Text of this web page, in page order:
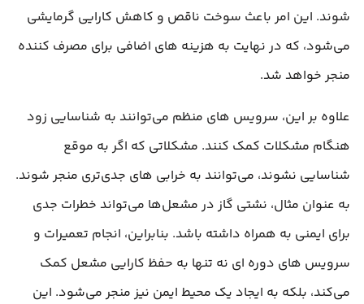
شوند. این امر باعث سوخت ناقص و کاهش کارایی گرمایشی
می‌شود، که در نهایت به هزینه‌ های اضافی برای مصرف‌ کننده
منجر خواهد شد.
علاوه بر این، سرویس‌ های منظم می‌توانند به شناسایی زود
هنگام مشکلات کمک کنند. مشکلاتی که اگر به موقع
شناسایی نشوند، می‌توانند به خرابی‌ های جدی‌تری منجر شوند.
به عنوان مثال، نشتی گاز در مشعل‌ها می‌تواند خطرات جدی
برای ایمنی به همراه داشته باشد. بنابراین، انجام تعمیرات و
سرویس‌ های دوره‌ ای نه تنها به حفظ کارایی مشعل کمک
می‌کند، بلکه به ایجاد یک محیط ایمن نیز منجر می‌شود. این